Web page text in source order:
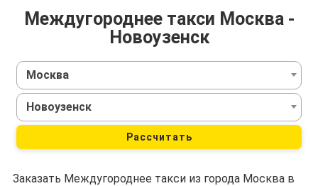
Междугороднее такси Москва -
Новоузенск
Москва
Новоузенск
Рассчитать
Заказать Междугороднее такси из города Москва в